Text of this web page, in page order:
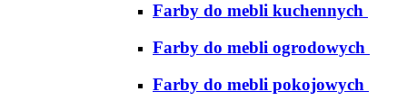
Farby do mebli kuchennych
Farby do mebli ogrodowych
Farby do mebli pokojowych